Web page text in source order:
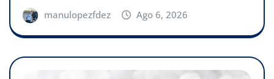
manulopezfdez Ago 6, 2026